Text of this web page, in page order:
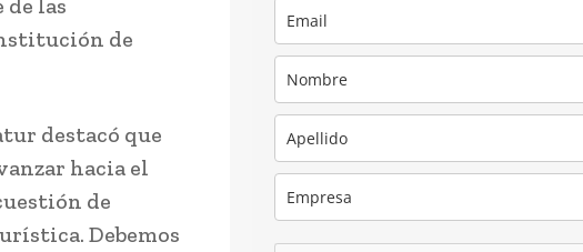
de las
de
destacó que
hacia el
de
Debemos